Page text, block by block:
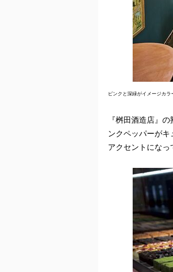
ピンクと深緑がイメージカ
『桝田酒造店』
ンクペッパーが
アクセントになっ